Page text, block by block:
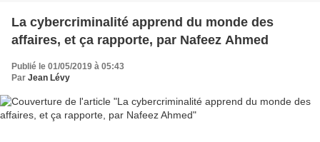
La cybercriminalité apprend du monde des
affaires, et ça rapporte, par Nafeez Ahmed
Publié le 01/05/2019 à 05:43
Par Jean Lévy